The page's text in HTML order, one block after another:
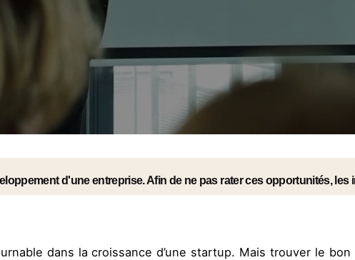
d'une entreprise. Afin de ne pas rater ces opportunités, les
dans la croissance d’une startup. Mais trouver le